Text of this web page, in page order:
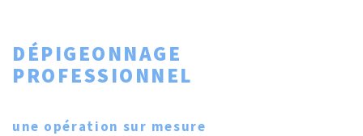
DÉPIGEONNAGE
PROFESSIONNEL
une opération sur mesure